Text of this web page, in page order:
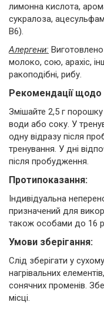
лимонна кислота,
сукралоза,
В6).
Алергени:
молоко, сою, арахіс,
ракоподібні, рибу.
Рекомендації щодо
Змішайте 2,5 г
води або соку. У
одну відразу після
тренування. У дні
після пробудження.
Протипоказання:
Індивідуальна
призначений для
також особами до 16
Умови зберігання:
Слід зберігати у
нагрівальних
сонячних променів.
місці.